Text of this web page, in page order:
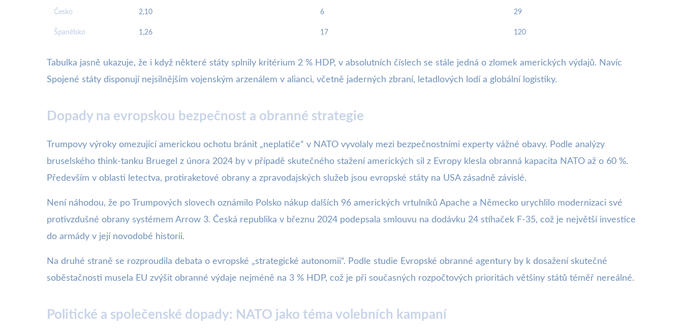
Česko 2,10 6 29
Španělsko 1,26 17 120
Tabulka jasně ukazuje, že i když některé státy splnily kritérium 2 % HDP, v absolutních číslech se stále jedná o zlomek amerických výdajů. Navíc
Spojené státy disponují nejsilnějším vojenským arzenálem v alianci, včetně jaderných zbraní, letadlových lodí a globální logistiky.
Dopady na evropskou bezpečnost a obranné strategie
Trumpovy výroky omezující americkou ochotu bránit „neplatiče“ v NATO vyvolaly mezi bezpečnostními experty vážné obavy. Podle analýzy
bruselského think-tanku Bruegel z února 2024 by v případě skutečného stažení amerických sil z Evropy klesla obranná kapacita NATO až o 60 %.
Především v oblasti letectva, protiraketové obrany a zpravodajských služeb jsou evropské státy na USA zásadně závislé.
Není náhodou, že po Trumpových slovech oznámilo Polsko nákup dalších 96 amerických vrtulníků Apache a Německo urychlilo modernizaci své
protivzdušné obrany systémem Arrow 3. Česká republika v březnu 2024 podepsala smlouvu na dodávku 24 stíhaček F-35, což je největší investice
do armády v její novodobé historii.
Na druhé straně se rozproudila debata o evropské „strategické autonomii“. Podle studie Evropské obranné agentury by k dosažení skutečné
soběstačnosti musela EU zvýšit obranné výdaje nejméně na 3 % HDP, což je při současných rozpočtových prioritách většiny států téměř nereálné.
Politické a společenské dopady: NATO jako téma volebních kampaní